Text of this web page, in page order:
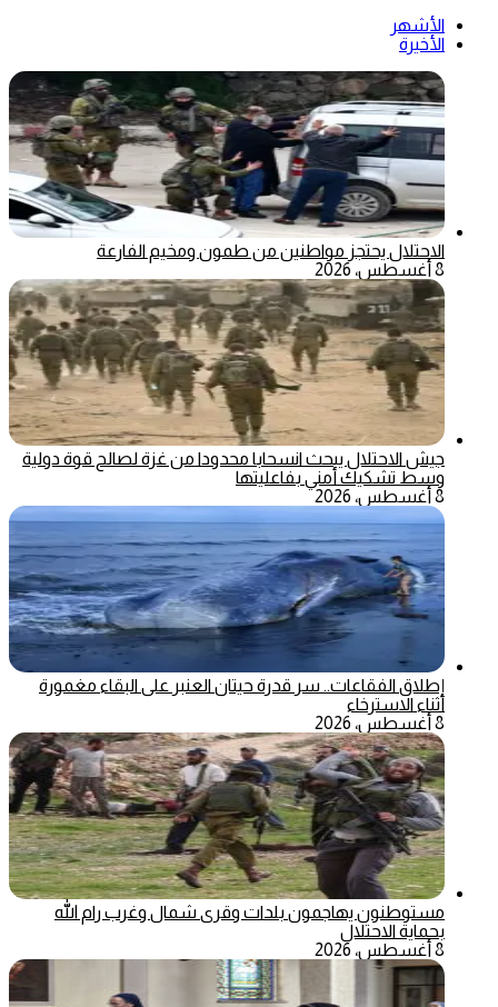
الأشهر
الأخيرة
الاحتلال يحتجز مواطنين من طمون ومخيم الفارعة
8 أغسطس، 2026
جيش الاحتلال يبحث انسحابا محدودا من غزة لصالح قوة دولية
وسط تشكيك أمني بفاعليتها
8 أغسطس، 2026
إطلاق الفقاعات.. سر قدرة حيتان العنبر على البقاء مغمورة
أثناء الاسترخاء
8 أغسطس، 2026
مستوطنون يهاجمون بلدات وقرى شمال وغرب رام الله
بحماية الاحتلال
8 أغسطس، 2026